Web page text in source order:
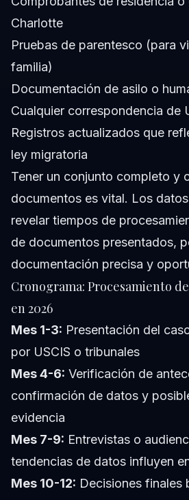
Charlotte
Pruebas de parentesco (para
familia)
Documentación de asilo o
Cualquier correspondencia de
Registros actualizados que
ley migratoria
Tener un conjunto completo y
documentos es vital. Los
revelar tiempos de
de documentos presentados,
documentación precisa y
Cronograma: Procesamiento
en 2026
Mes 1-3: Presentación del
por USCIS o tribunales
Mes 4-6: Verificación de
confirmación de datos y
evidencia
Mes 7-9: Entrevistas o
tendencias de datos influyen
Mes 10-12: Decisiones finales